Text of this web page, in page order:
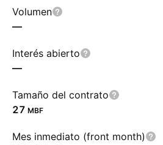
Volumen
—
Interés abierto
—
Tamaño del contrato
27 MBF
Mes inmediato (front month)